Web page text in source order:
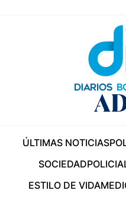
ÚLTIMAS NOTICIAS
SOCIEDAD
ESTILO DE VIDA